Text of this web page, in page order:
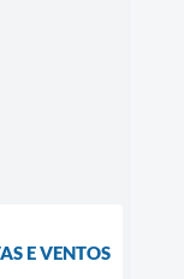
E VENTOS